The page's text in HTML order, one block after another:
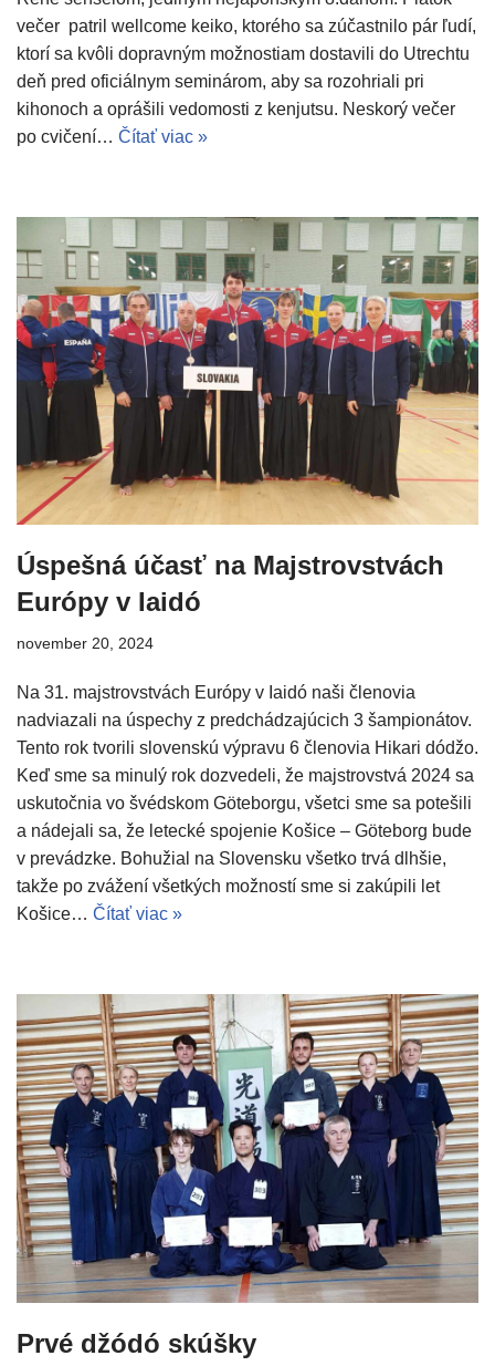
večer patril wellcome keiko, ktorého sa zúčastnilo pár ľudí,
ktorí sa kvôli dopravným možnostiam dostavili do Utrechtu
deň pred oficiálnym seminárom, aby sa rozohriali pri
kihonoch a oprášili vedomosti z kenjutsu. Neskorý večer
po cvičení… Čítať viac »
Úspešná účasť na Majstrovstvách
Európy v Iaidó
november 20, 2024
Na 31. majstrovstvách Európy v Iaidó naši členovia
nadviazali na úspechy z predchádzajúcich 3 šampionátov.
Tento rok tvorili slovenskú výpravu 6 členovia Hikari dódžo.
Keď sme sa minulý rok dozvedeli, že majstrovstvá 2024 sa
uskutočnia vo švédskom Göteborgu, všetci sme sa potešili
a nádejali sa, že letecké spojenie Košice – Göteborg bude
v prevádzke. Bohužial na Slovensku všetko trvá dlhšie,
takže po zvážení všetkých možností sme si zakúpili let
Košice… Čítať viac »
Prvé džódó skúšky